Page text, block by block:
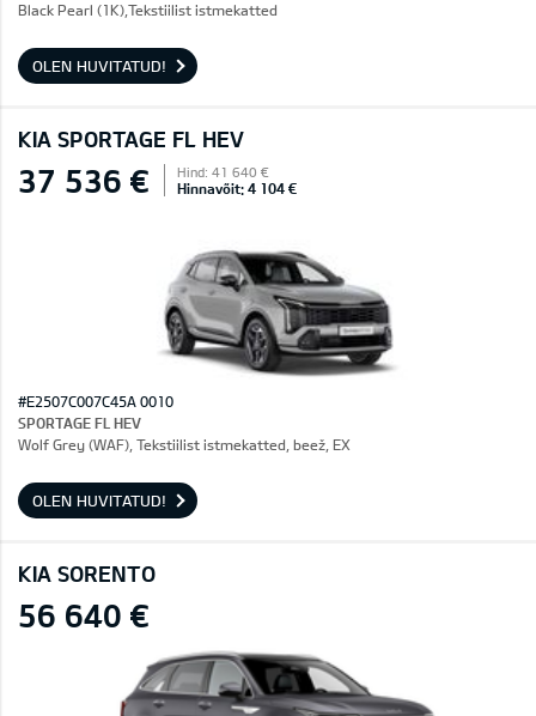
Black Pearl (1K),Tekstiilist istmekatted
OLEN HUVITATUD!
KIA SPORTAGE FL HEV
37 536 € Hind: 41 640 €
Hinnavõit: 4 104 €
#E2507C007C45A 0010
SPORTAGE FL HEV
Wolf Grey (WAF), Tekstiilist istmekatted, beež, EX
OLEN HUVITATUD!
KIA SORENTO
56 640 €